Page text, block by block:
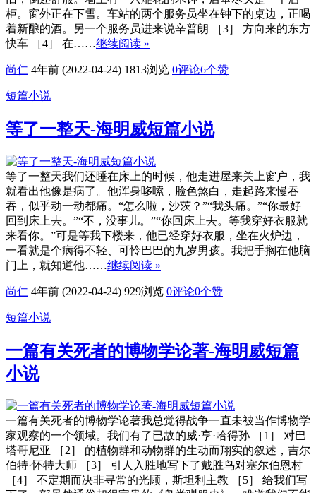
柜。窗外正在下雪。车站的两个服务员坐在钟下的桌边，正喝
着新酿的酒。另一个服务员进来说辛普朗 ［3］ 方向来的东方
快车 ［4］ 在……继续阅读 »
尚仁 4年前 (2022-04-24) 1813浏览 0评论6个赞
短篇小说
等了一整天-海明威短篇小说
等了一整天我们还睡在床上的时候，他走进屋来关上窗户，我
就看出他像是病了。他浑身哆嗦，脸色煞白，走起路来慢吞
吞，似乎动一动都痛。“怎么啦，沙茨？”“我头痛。”“你最好
回到床上去。”“不，没事儿。”“你回床上去。等我穿好衣服就
来看你。”可是等我下楼来，他已经穿好衣服，坐在火炉边，
一看就是个病得不轻、可怜巴巴的九岁男孩。我把手搁在他脑
门上，就知道他……继续阅读 »
尚仁 4年前 (2022-04-24) 929浏览 0评论0个赞
短篇小说
一篇有关死者的博物学论著-海明威短篇
小说
一篇有关死者的博物学论著我总觉得战争一直未被当作博物学
家观察的一个领域。我们有了已故的威·亨·哈得孙 ［1］ 对巴
塔哥尼亚 ［2］ 的植物群和动物群的生动而翔实的叙述，吉尔
伯特·怀特大师 ［3］ 引人入胜地写下了戴胜鸟对塞尔伯恩村
［4］ 不定期而决非寻常的光顾，斯坦利主教 ［5］ 给我们写